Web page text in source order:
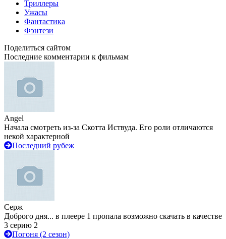
Триллеры
Ужасы
Фантастика
Фэнтези
Поделиться сайтом
Последние комментарии к фильмам
Angel
Начала смотреть из-за Скотта Иствуда. Его роли отличаются
некой характерной
Последний рубеж
Серж
Доброго дня... в плеере 1 пропала возможно скачать в качестве
3 серию 2
Погоня (2 сезон)